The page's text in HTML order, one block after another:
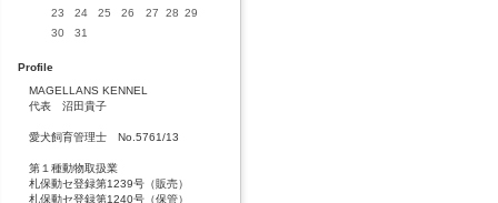
23
24 25 26 27 28 29
30
31
Profile
MAGELLANS KENNEL
代表 沼田貴子
愛犬飼育管理士 No.5761/13
第１種動物取扱業
札保動セ登録第1239号（販売）
札保動セ登録第1240号（保管）